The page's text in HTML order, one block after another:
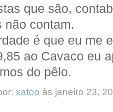
que são,
não contam.
é que eu me
ao Cavaco eu
do pêlo.
xatoo às janeiro 23,